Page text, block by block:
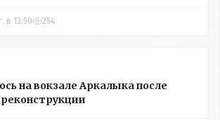
в 13:50 254
на вокзале Аркалыка после